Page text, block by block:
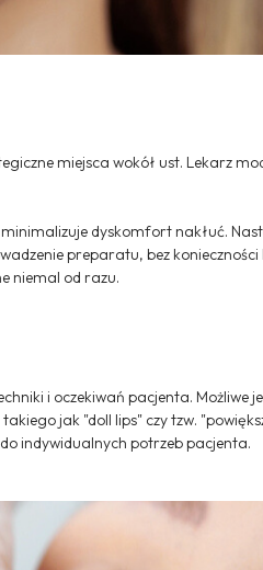
miejsca wokół ust. Lekarz
dyskomfort nakłuć.
preparatu, bez konieczności
niemal od razu.
i oczekiwań pacjenta. Możliwe
jak "doll lips" czy tzw.
indywidualnych potrzeb pacjenta.